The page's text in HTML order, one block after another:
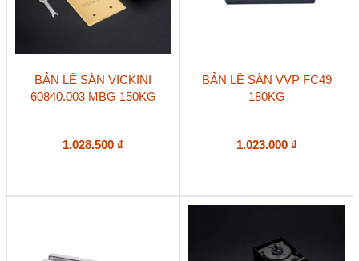
BẢN LỀ SÀN VICKINI
60840.003 MBG 150KG
1.028.500 ₫
BẢN LỀ SÀN VVP FC49
180KG
1.023.000 ₫